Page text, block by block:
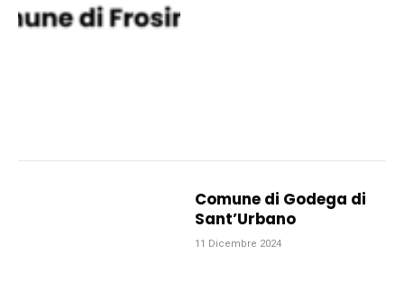
Comune di Godega di
Sant’Urbano
11 Dicembre 2024